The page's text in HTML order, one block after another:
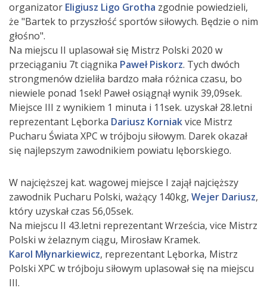
organizator Eligiusz Ligo Grotha zgodnie powiedzieli,
że "Bartek to przyszłość sportów siłowych. Będzie o nim
głośno".
Na miejscu II uplasował się Mistrz Polski 2020 w
przeciąganiu 7t ciągnika Paweł Piskorz. Tych dwóch
strongmenów dzieliła bardzo mała różnica czasu, bo
niewiele ponad 1sek! Paweł osiągnął wynik 39,09sek.
Miejsce III z wynikiem 1 minuta i 11sek. uzyskał 28.letni
reprezentant Lęborka Dariusz Korniakvice Mistrz
Pucharu Świata XPC w trójboju siłowym. Darek okazał
się najlepszym zawodnikiem powiatu lęborskiego.
W najcięższej kat. wagowej miejsce I zajął najcięższy
zawodnik Pucharu Polski, ważący 140kg, Wejer Dariusz,
który uzyskał czas 56,05sek.
Na miejscu II 43.letni reprezentant Wrześcia, vice Mistrz
Polski w żelaznym ciągu, Mirosław Kramek.
Karol Młynarkiewicz, reprezentant Lęborka, Mistrz
Polski XPC w trójboju siłowym uplasował się na miejscu
III.